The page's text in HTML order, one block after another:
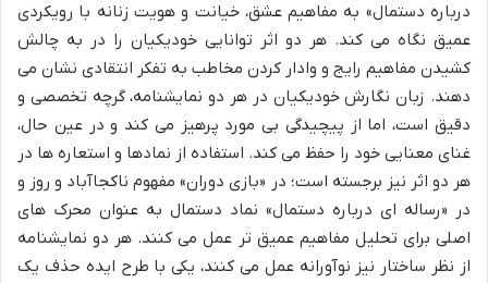
درباره دستمال» به مفاهیم عشق، خیانت و هویت زنانه با رویکردی
عمیق نگاه می کند. هر دو اثر توانایی خودیکیان را در به چالش
کشیدن مفاهیم رایج و وادار کردن مخاطب به تفکر انتقادی نشان می
دهند. زبان نگارش خودیکیان در هر دو نمایشنامه، گرچه تخصصی و
دقیق است، اما از پیچیدگی بی مورد پرهیز می کند و در عین حال،
غنای معنایی خود را حفظ می کند. استفاده از نمادها و استعاره ها در
هر دو اثر نیز برجسته است؛ در «بازی دوران» مفهوم ناکجاآباد و روز و
در «رساله ای درباره دستمال» نماد دستمال به عنوان محرک های
اصلی برای تحلیل مفاهیم عمیق تر عمل می کنند. هر دو نمایشنامه
از نظر ساختار نیز نوآورانه عمل می کنند، یکی با طرح ایده حذف یک